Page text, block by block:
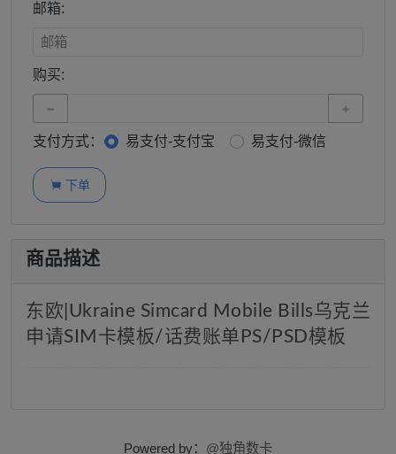
邮箱:
购买:
− +
支付方式： 易支付-支付宝 易支付-微信
 下单
商品描述
东欧|Ukraine Simcard Mobile Bills乌克兰
申请SIM卡模板/话费账单PS/PSD模板
Powered by： @独角数卡